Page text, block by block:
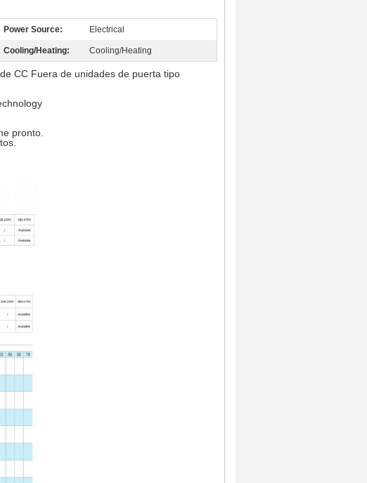
Power Source: Electrical
Cooling/Heating: Cooling/Heating
CC Fuera de unidades de puerta tipo
pronto.